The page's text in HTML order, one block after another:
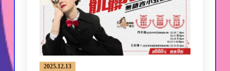
2025.12.13